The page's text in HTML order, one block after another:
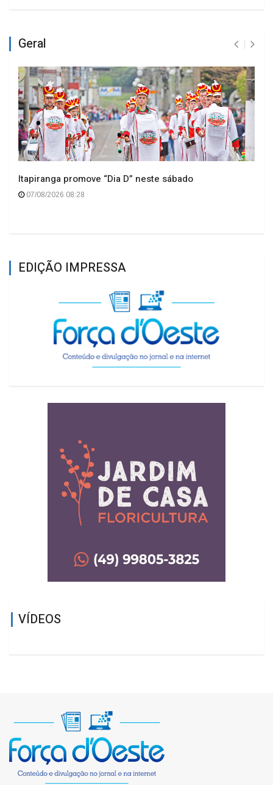
Geral
Itapiranga promove “Dia D” neste sábado
07/08/2026 08:28
EDIÇÃO IMPRESSA
VÍDEOS